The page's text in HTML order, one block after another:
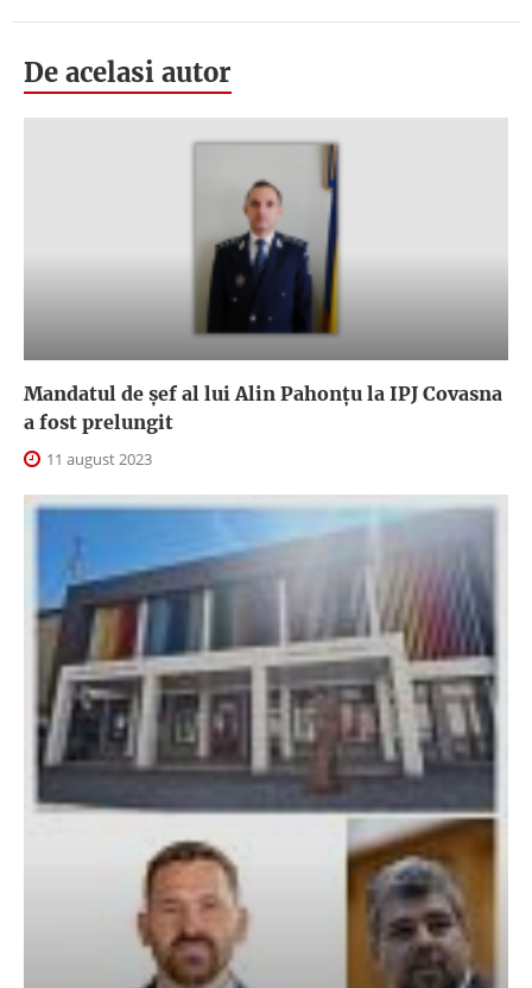
De acelasi autor
Mandatul de șef al lui Alin Pahonțu la IPJ Covasna
a fost prelungit
11 august 2023